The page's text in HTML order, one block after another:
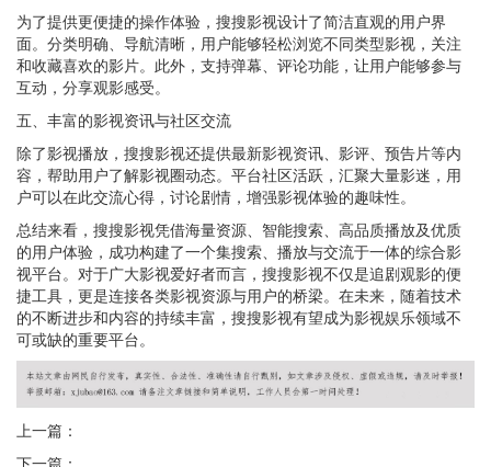
为了提供更便捷的操作体验，搜搜影视设计了简洁直观的用户界
面。分类明确、导航清晰，用户能够轻松浏览不同类型影视，关注
和收藏喜欢的影片。此外，支持弹幕、评论功能，让用户能够参与
互动，分享观影感受。
五、丰富的影视资讯与社区交流
除了影视播放，搜搜影视还提供最新影视资讯、影评、预告片等内
容，帮助用户了解影视圈动态。平台社区活跃，汇聚大量影迷，用
户可以在此交流心得，讨论剧情，增强影视体验的趣味性。
总结来看，搜搜影视凭借海量资源、智能搜索、高品质播放及优质
的用户体验，成功构建了一个集搜索、播放与交流于一体的综合影
视平台。对于广大影视爱好者而言，搜搜影视不仅是追剧观影的便
捷工具，更是连接各类影视资源与用户的桥梁。在未来，随着技术
的不断进步和内容的持续丰富，搜搜影视有望成为影视娱乐领域不
可或缺的重要平台。
上一篇：
下一篇：